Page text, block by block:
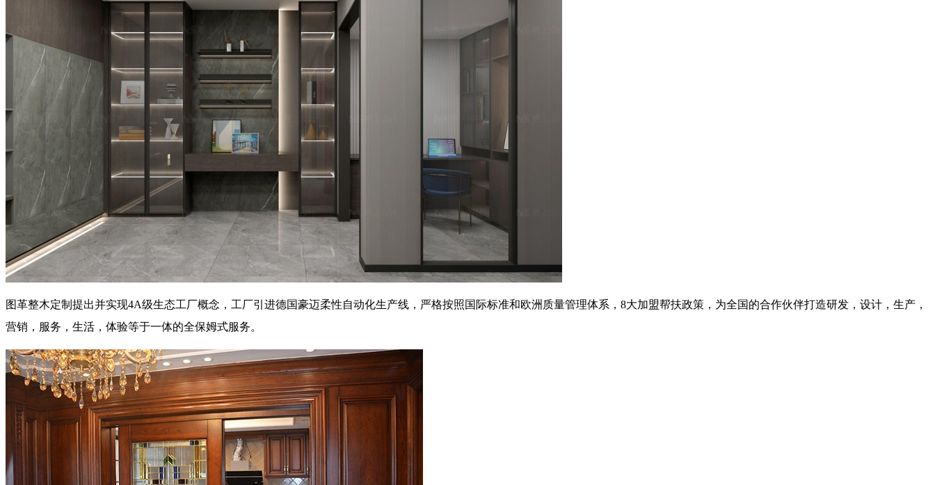
图革整木定制提出并实现4A级生态工厂概念，工厂引进德国豪迈柔性自动化生产线，严格按照国际标准和欧洲质量管理体系，8大加盟帮扶政策，为全国的合作伙伴打造研发，设计，生产，
营销，服务，生活，体验等于一体的全保姆式服务。